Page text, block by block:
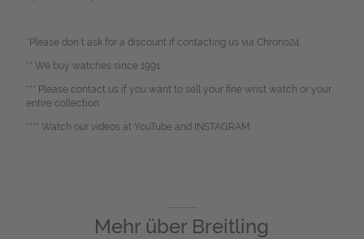
*Please don`t ask for a discount if contacting us via Chrono24.
** We buy watches since 1991.
*** Please contact us if you want to sell your fine wrist watch or your
entire collection.
**** Watch our videos at YouTube and INSTAGRAM.
Mehr über Breitling